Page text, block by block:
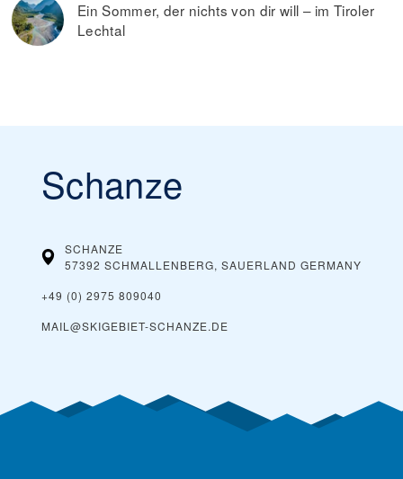
Ein Sommer, der nichts von dir will – im Tiroler
Lechtal
Schanze
SCHANZE
57392 SCHMALLENBERG, SAUERLAND GERMANY
+49 (0) 2975 809040
MAIL@SKIGEBIET-SCHANZE.DE